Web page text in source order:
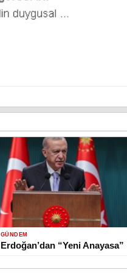
GÜNDEM
Erdoğan’dan “Yeni Anayasa”